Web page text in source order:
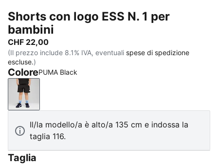
Shorts con logo ESS N. 1 per
bambini
CHF 22,00
(Il prezzo include 8.1% IVA, eventuali spese di spedizione
escluse.)
ColorePUMA Black
PUMA Black
Il/la modello/a è alto/a 135 cm e indossa la
taglia 116.
Taglia